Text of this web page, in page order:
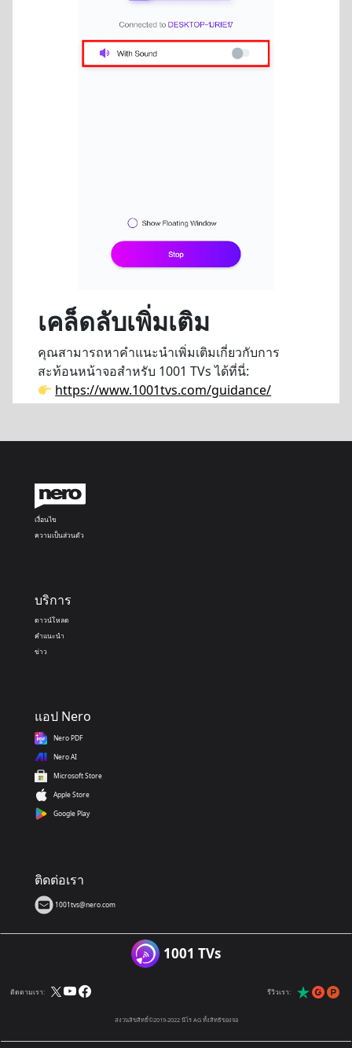
เคล็ดลับเพิ่มเติม
คุณสามารถหาคำแนะนำเพิ่มเติมเกี่ยวกับการ
สะท้อนหน้าจอสำหรับ 1001 TVs ได้ที่นี่:
https://www.1001tvs.com/guidance/
เงื่อนไข
ความเป็นส่วนตัว
บริการ
ดาวน์โหลด
คำแนะนำ
ข่าว
แอป Nero
Nero PDF
Nero AI
Microsoft Store
Apple Store
Google Play
ติดต่อเรา
1001tvs@nero.com
1001 TVs
ติดตามเรา: รีวิวเรา:
สงวนลิขสิทธิ์©2019-2022 นีโร AG ทั้งสิทธิของจอ